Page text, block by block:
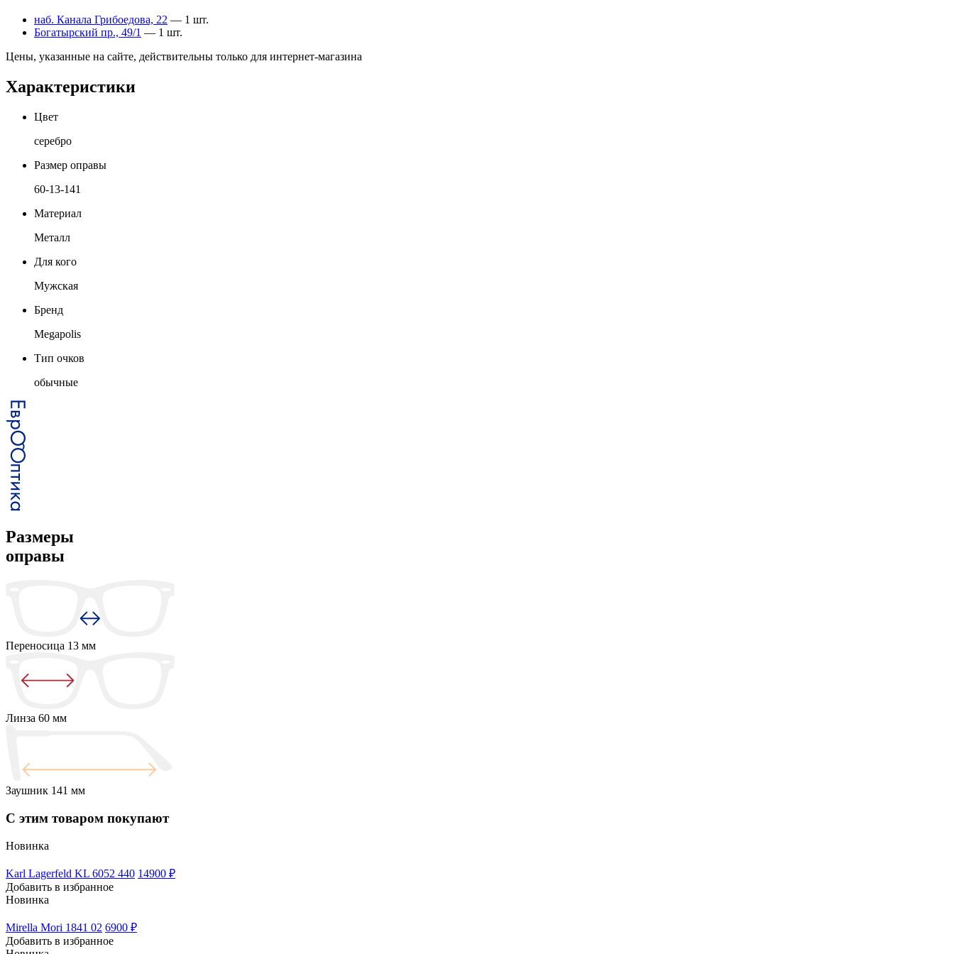
наб. Канала Грибоедова, 22 — 1 шт.
Богатырский пр., 49/1 — 1 шт.
Цены, указанные на сайте, действительны только для интернет-магазина
Характеристики
Цвет
серебро
Размер оправы
60-13-141
Материал
Металл
Для кого
Мужская
Бренд
Megapolis
Тип очков
обычные
Размеры
оправы
Переносица 13 мм
Линза 60 мм
Заушник 141 мм
С этим товаром покупают
Новинка
Karl Lagerfeld KL 6052 440 14900 ₽
Добавить в избранное
Новинка
Mirella Mori 1841 02 6900 ₽
Добавить в избранное